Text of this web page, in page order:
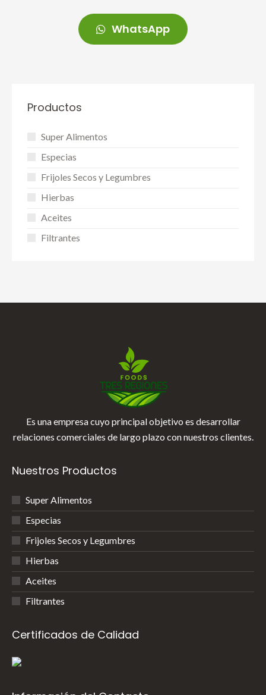
WhatsApp
Productos
Super Alimentos
Especias
Frijoles Secos y Legumbres
Hierbas
Aceites
Filtrantes
Es una empresa cuyo principal objetivo es desarrollar
relaciones comerciales de largo plazo con nuestros clientes.
Nuestros Productos
Super Alimentos
Especias
Frijoles Secos y Legumbres
Hierbas
Aceites
Filtrantes
Certificados de Calidad